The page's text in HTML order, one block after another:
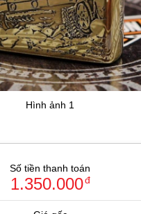
Hình ảnh 1
Số tiền thanh toán
1.350.000đ